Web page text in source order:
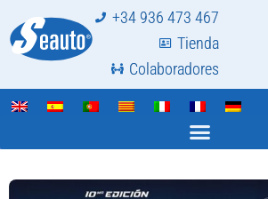
+34 936 473 467
Tienda
Colaboradores